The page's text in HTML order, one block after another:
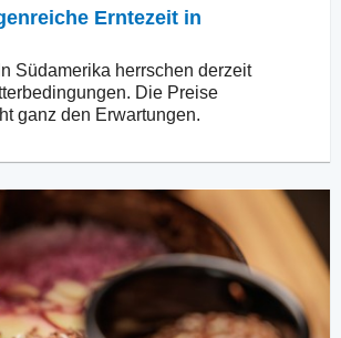
Erntezeit in
Südamerika herrschen derzeit
Die Preise
ganz den Erwartungen.